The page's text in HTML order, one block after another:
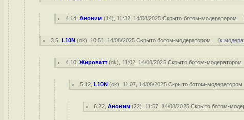
4.14 ,Аноним (14), 11:32, 14/08/2025Скрыто ботом-модератором
3.5 ,L10N (ok), 10:51, 14/08/2025Скрыто ботом-модератором [к
4.10 ,Жироватт (ok), 11:02, 14/08/2025Скрыто ботом-модератором
5.12 ,L10N (ok), 11:07, 14/08/2025Скрыто ботом-модератором
6.22 ,Аноним (22), 11:57, 14/08/2025Скрыто ботом-